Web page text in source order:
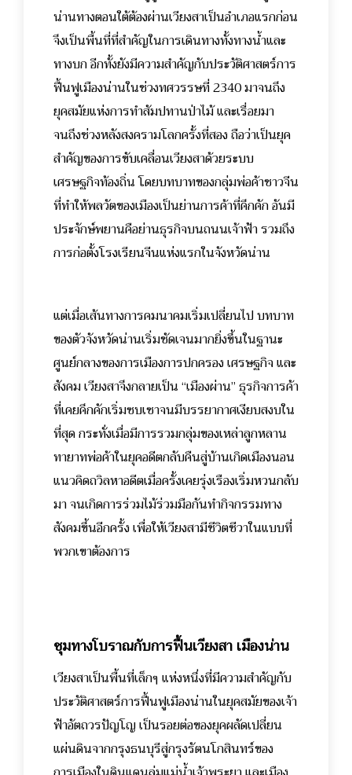
น่านทางตอนใต้ต้องผ่านเวียงสาเป็นอำเภอแรกก่อน
จึงเป็นพื้นที่ที่สำคัญในการเดินทางทั้งทางน้ำและ
ทางบก อีกทั้งยังมีความสำคัญกับประวัติศาสตร์การ
ฟื้นฟูเมืองน่านในช่วงทศวรรษที่ 2340 มาจนถึง
ยุคสมัยแห่งการทำสัมปทานป่าไม้ และเรื่อยมา
จนถึงช่วงหลังสงครามโลกครั้งที่สอง ถือว่าเป็นยุค
สำคัญของการขับเคลื่อนเวียงสาด้วยระบบ
เศรษฐกิจท้องถิ่น โดยบทบาทของกลุ่มพ่อค้าชาวจีน
ที่ทำให้พลวัตของเมืองเป็นย่านการค้าที่คึกคัก อันมี
ประจักษ์พยานคือย่านธุรกิจบนถนนเจ้าฟ้า รวมถึง
การก่อตั้งโรงเรียนจีนแห่งแรกในจังหวัดน่าน
แต่เมื่อเส้นทางการคมนาคมเริ่มเปลี่ยนไป บทบาท
ของตัวจังหวัดน่านเริ่มชัดเจนมากยิ่งขึ้นในฐานะ
ศูนย์กลางของการเมืองการปกครอง เศรษฐกิจ และ
สังคม เวียงสาจึงกลายเป็น “เมืองผ่าน” ธุรกิจการค้า
ที่เคยคึกคักเริ่มซบเซาจนมีบรรยากาศเงียบสงบใน
ที่สุด กระทั่งเมื่อมีการรวมกลุ่มของเหล่าลูกหลาน
ทายาทพ่อค้าในยุคอดีตกลับคืนสู่บ้านเกิดเมืองนอน
แนวคิดถวิลหาอดีตเมื่อครั้งเคยรุ่งเรืองเริ่มหวนกลับ
มา จนเกิดการร่วมไม้ร่วมมือกันทำกิจกรรมทาง
สังคมขึ้นอีกครั้ง เพื่อให้เวียงสามีชีวิตชีวาในแบบที่
พวกเขาต้องการ
ชุมทางโบราณกับการฟื้นเวียงสา เมืองน่าน
เวียงสาเป็นพื้นที่เล็กๆ แห่งหนึ่งที่มีความสำคัญกับ
ประวัติศาสตร์การฟื้นฟูเมืองน่านในยุคสมัยของเจ้า
ฟ้าอัตถวรปัญโญ เป็นรอยต่อของยุคผลัดเปลี่ยน
แผ่นดินจากกรุงธนบุรีสู่กรุงรัตนโกสินทร์ของ